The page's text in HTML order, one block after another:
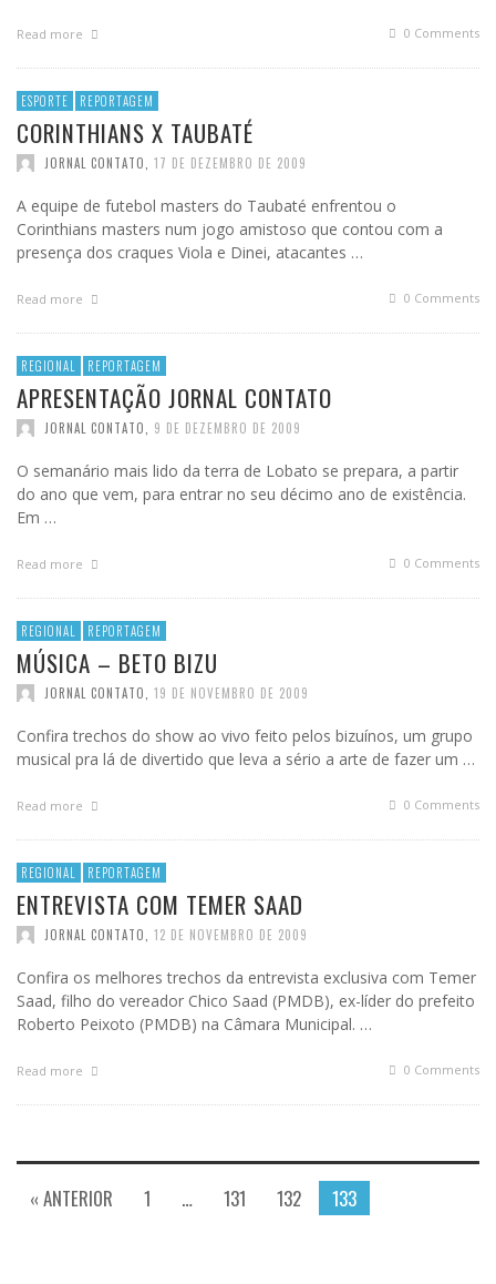
Read more 0 Comments
ESPORTE REPORTAGEM
CORINTHIANS X TAUBATÉ
JORNAL CONTATO 17 DE DEZEMBRO DE 2009
A equipe de futebol masters do Taubaté enfrentou o
Corinthians masters num jogo amistoso que contou com a
presença dos craques Viola e Dinei, atacantes …
Read more 0 Comments
REGIONAL REPORTAGEM
APRESENTAÇÃO JORNAL CONTATO
JORNAL CONTATO 9 DE DEZEMBRO DE 2009
O semanário mais lido da terra de Lobato se prepara, a partir
do ano que vem, para entrar no seu décimo ano de existência.
Em …
Read more 0 Comments
REGIONAL REPORTAGEM
MÚSICA – BETO BIZU
JORNAL CONTATO 19 DE NOVEMBRO DE 2009
Confira trechos do show ao vivo feito pelos bizuínos, um grupo
musical pra lá de divertido que leva a sério a arte de fazer um …
Read more 0 Comments
REGIONAL REPORTAGEM
ENTREVISTA COM TEMER SAAD
JORNAL CONTATO 12 DE NOVEMBRO DE 2009
Confira os melhores trechos da entrevista exclusiva com Temer
Saad, filho do vereador Chico Saad (PMDB), ex-líder do prefeito
Roberto Peixoto (PMDB) na Câmara Municipal. …
Read more 0 Comments
« ANTERIOR 1 … 131 132 133